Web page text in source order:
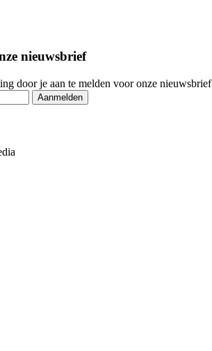
nieuwsbrief
door je aan te melden voor onze nieuwsbrief
Aanmelden